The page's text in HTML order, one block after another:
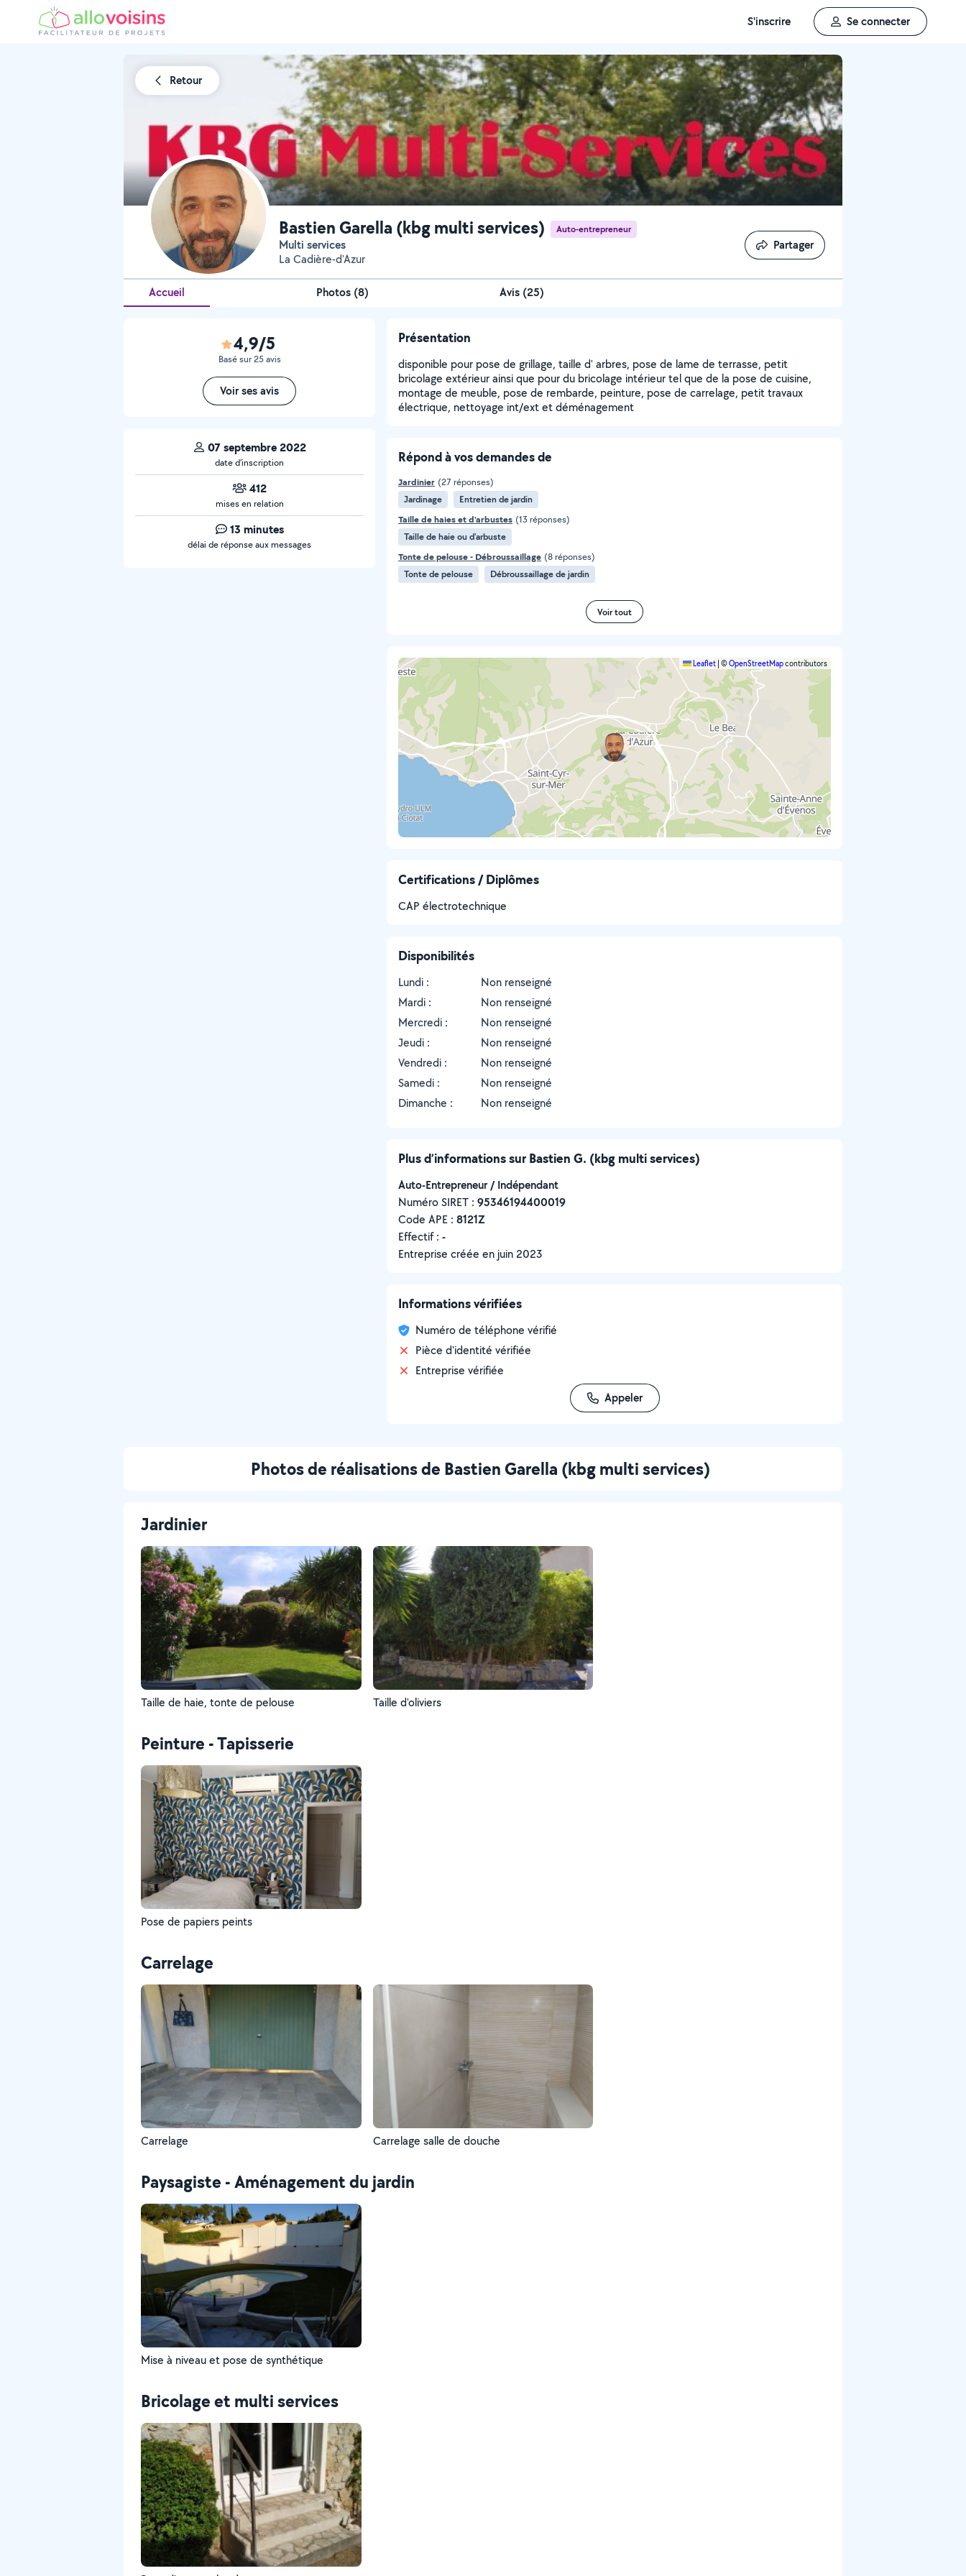
S'inscrire Se connecter
Retour
Bastien Garella (kbg multi services) Auto-entrepreneur
Multi services
La Cadière-d'Azur
Partager
Partager
Accueil Photos (8) Avis (25)
4,9/5
Basé sur 25 avis
Voir ses avis
07 septembre 2022
date d’inscription
412
mises en relation
13 minutes
délai de réponse aux messages
Présentation
disponible pour pose de grillage, taille d' arbres, pose de lame de terrasse, petit
bricolage extérieur ainsi que pour du bricolage intérieur tel que de la pose de cuisine,
montage de meuble, pose de rembarde, peinture, pose de carrelage, petit travaux
électrique, nettoyage int/ext et déménagement
Répond à vos demandes de
Jardinier (27 réponses)
Jardinage
Entretien de jardin
Taille de haies et d'arbustes (13 réponses)
Taille de haie ou d'arbuste
Tonte de pelouse - Débroussaillage (8 réponses)
Tonte de pelouse
Débroussaillage de jardin
Voir tout
Leaflet ©OpenStreetMapcontributors
Certifications / Diplômes
CAP électrotechnique
Disponibilités
Lundi :
Non renseigné
Mardi :
Non renseigné
Mercredi :
Non renseigné
Jeudi :
Non renseigné
Vendredi :
Non renseigné
Samedi :
Non renseigné
Dimanche :
Non renseigné
Plus d’informations sur Bastien G. (kbg multi services)
Auto-Entrepreneur / Indépendant
Numéro SIRET : ‍95346194400019
Code APE : 8121Z
Effectif : -
Entreprise créée en juin 2023
Informations vérifiées
Numéro de téléphone vérifié
Pièce d'identité vérifiée
Entreprise vérifiée
Appeler
Photos de réalisations de Bastien Garella (kbg multi services)
Jardinier
Taille de haie, tonte de pelouse Taille d'oliviers
Peinture - Tapisserie
Pose de papiers peints
Carrelage
Carrelage Carrelage salle de douche
Paysagiste - Aménagement du jardin
Mise à niveau et pose de synthétique
Bricolage et multi services